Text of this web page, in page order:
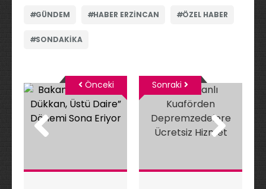
GÜNDEM HABER ERZINCAN ÖZEL HABER
SONDAKIKA
Önceki Sonraki